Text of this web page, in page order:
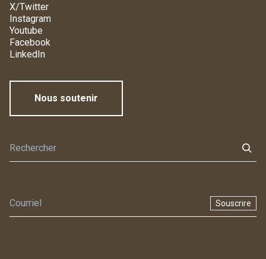
X/Twitter
Instagram
Youtube
Facebook
LinkedIn
Nous soutenir
Souscrire